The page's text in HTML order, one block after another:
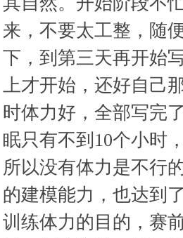
来，不要太工整，随
下，到第三天再开始
上才开始，还好自己
时体力好，全部写完
眠只有不到10个小时
所以没有体力是不行
的建模能力，也达到
训练体力的目的，赛